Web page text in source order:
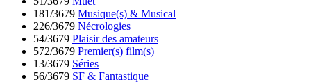
181/3679 Musique(s) & Musical
226/3679 Nécrologies
54/3679 Plaisir des amateurs
572/3679 Premier(s) film(s)
13/3679 Séries
56/3679 SF & Fantastique